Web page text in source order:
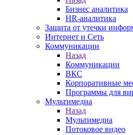
Бизнес аналитика
HR-аналитика
Защита от утечки
Интернет и Сеть
Коммуникации
Назад
Коммуникации
ВКС
Корпоративные
Программы для
Мультимедиа
Назад
Мультимедиа
Потоковое видео